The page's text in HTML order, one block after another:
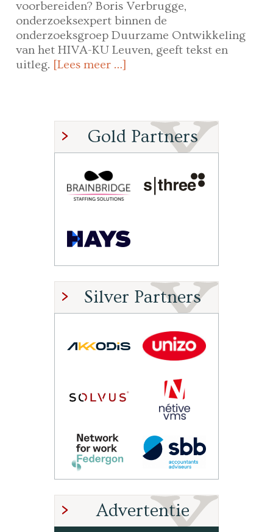
voorbereiden? Boris Verbrugge,
onderzoeksexpert binnen de
onderzoeksgroep Duurzame Ontwikkeling
van het HIVA-KU Leuven, geeft tekst en
uitleg. [Lees meer …]
Gold Partners
Silver Partners
Advertentie